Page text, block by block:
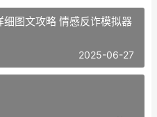
细图文攻略 情感反诈模拟器
2025-06-27